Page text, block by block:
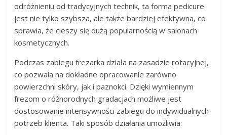
odróżnieniu od tradycyjnych technik, ta forma pedicure
jest nie tylko szybsza, ale także bardziej efektywna, co
sprawia, że cieszy się dużą popularnością w salonach
kosmetycznych.
Podczas zabiegu frezarka działa na zasadzie rotacyjnej,
co pozwala na dokładne opracowanie zarówno
powierzchni skóry, jak i paznokci. Dzięki wymiennym
frezom o różnorodnych gradacjach możliwe jest
dostosowanie intensywności zabiegu do indywidualnych
potrzeb klienta. Taki sposób działania umożliwia: